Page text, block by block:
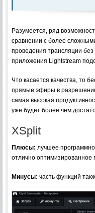
Разумеется, ряд
сравнении с более
проведения трансляции без
приложения Lightstream
Что касается качества, то
прямые эфиры в разрешении
самая высокая
уже будет более чем
XSplit
Плюсы: лучшее
отлично оптимизированное
Минусы: часть функций